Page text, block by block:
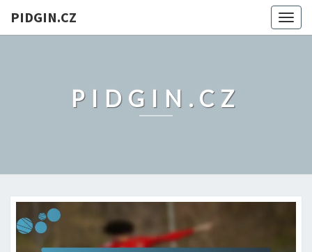
PIDGIN.CZ
PIDGIN.CZ